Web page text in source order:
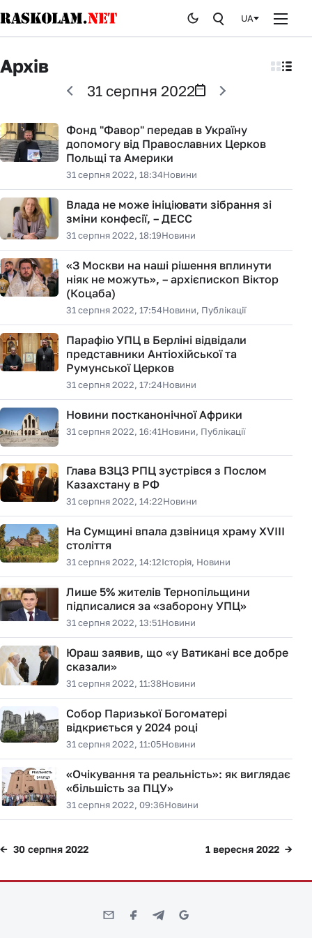
Курйози
Стоп брехні
Історія
Від редакції
UA
Архів
31 серпня 2022
Фонд "Фавор" передав в Україну
допомогу від Православних Церков
Польщі та Америки
31 серпня 2022, 18:34Новини
Влада не може ініціювати зібрання зі
зміни конфесії, – ДЕСС
31 серпня 2022, 18:19Новини
«З Москви на наші рішення вплинути
ніяк не можуть», – архієпископ Віктор
(Коцаба)
31 серпня 2022, 17:54Новини, Публікації
Парафію УПЦ в Берліні відвідали
представники Антіохійської та
Румунської Церков
31 серпня 2022, 17:24Новини
Новини постканонічної Африки
31 серпня 2022, 16:41Новини, Публікації
Глава ВЗЦЗ РПЦ зустрівся з Послом
Казахстану в РФ
31 серпня 2022, 14:22Новини
На Сумщині впала дзвіниця храму XVIII
століття
31 серпня 2022, 14:12Історія, Новини
Лише 5% жителів Тернопільщини
підписалися за «заборону УПЦ»
31 серпня 2022, 13:51Новини
Юраш заявив, що «у Ватикані все добре
сказали»
31 серпня 2022, 11:38Новини
Собор Паризької Богоматері
відкриється у 2024 році
31 серпня 2022, 11:05Новини
«Очікування та реальність»: як виглядає
«більшість за ПЦУ»
31 серпня 2022, 09:36Новини
30 серпня 2022 1 вересня 2022